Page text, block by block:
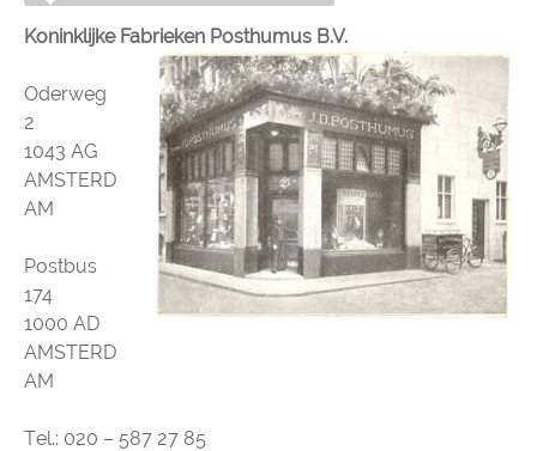
Koninklijke Fabrieken Posthumus B.V.
Oderweg
2
1043 AG
AMSTERD
AM
Postbus
174
1000 AD
AMSTERD
AM
Tel.: 020 – 587 27 85